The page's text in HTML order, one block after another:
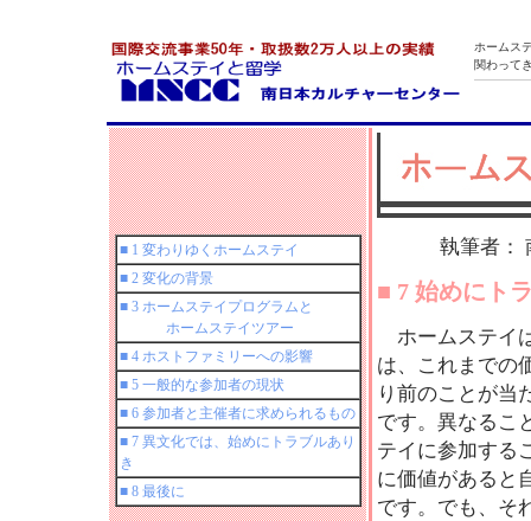
ホームス
関わって
■ 1 変わりゆくホームステイ
■ 2 変化の背景
■ 3 ホームステイプログラムと
ホームステイツアー
■ 4 ホストファミリーへの影響
■ 5 一般的な参加者の現状
■ 6 参加者と主催者に求められるもの
■ 7 異文化では、始めにトラブルあり
き
■ 8 最後に
執筆者：
■ 7 始めにト
ホームステイ
は、これまでの
り前のことが当
です。異なるこ
テイに参加する
に価値があると
です。でも、そ